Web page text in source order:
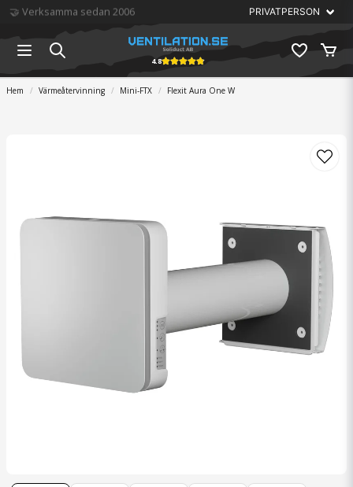
🏆 Störst på ventilation
4.8
Hem Värmeåtervinning Mini-FTX Flexit Aura One W